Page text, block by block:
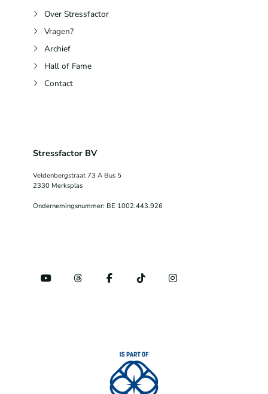
Over Stressfactor
Vragen?
Archief
Hall of Fame
Contact
Stressfactor BV
Veldenbergstraat 73 A Bus 5
2330 Merksplas
Ondernemingsnummer: BE 1002.443.926